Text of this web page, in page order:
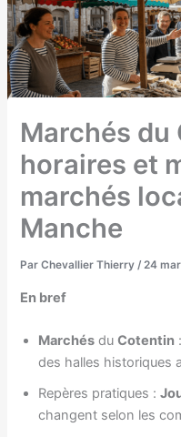
Marchés du
horaires et
marchés
Manche
ParChevallier Thierry/24
En bref
Marchés duCotentin
des halles historiques
Repères pratiques :
changent selon les